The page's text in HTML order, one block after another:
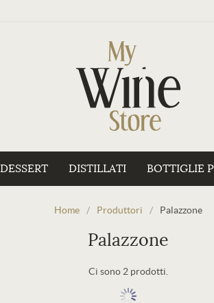
DESSERT DISTILLATI BOTTIGLIE
Home / Produttori / Palazzone
Palazzone
Ci sono 2 prodotti.